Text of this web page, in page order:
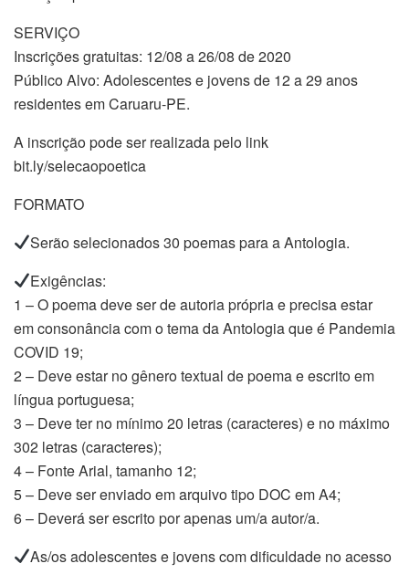
SERVIÇO
Inscrições gratuitas: 12/08 a 26/08 de 2020​
Público Alvo: Adolescentes e jovens de 12 a 29 anos
residentes em Caruaru-PE.
A inscrição pode ser realizada pelo link
bit.ly/selecaopoetica
FORMATO
​Serão selecionados 30 poemas para a Antologia.
Exigências:
1 – O poema deve ser de autoria própria e precisa estar
em consonância com o tema da Antologia que é Pandemia
COVID 19;
2 – Deve estar no gênero textual de poema e escrito em
língua portuguesa;
3 – Deve ter no mínimo 20 letras (caracteres) e no máximo
302 letras (caracteres);
4 – Fonte Arial, tamanho 12;
5 – Deve ser enviado em arquivo tipo DOC em A4;
6 – Deverá ser escrito por apenas um/a autor/a.
​As/os adolescentes e jovens com dificuldade no acesso